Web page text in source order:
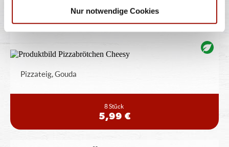
Nur notwendige Cookies
PIZZABRÖTCHEN CHEESY
Pizzateig, Gouda
8 Stück
5,99 €